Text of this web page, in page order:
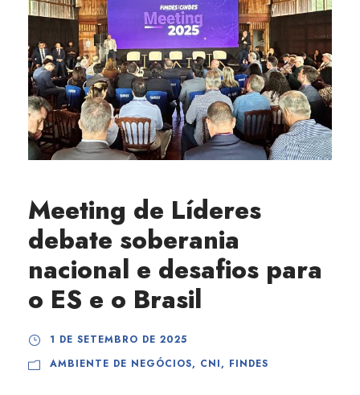
Meeting de Líderes
debate soberania
nacional e desafios para
o ES e o Brasil
1 DE SETEMBRO DE 2025
AMBIENTE DE NEGÓCIOS, CNI, FINDES